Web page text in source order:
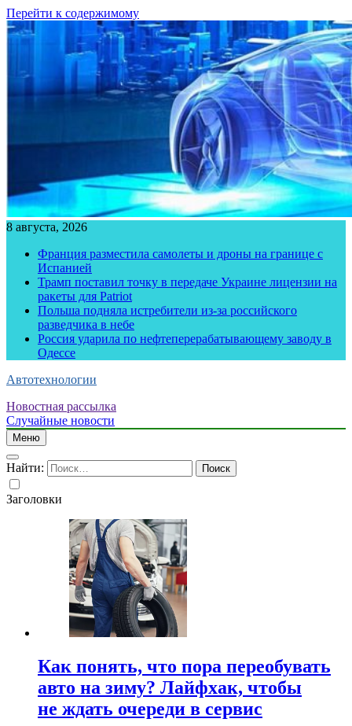
Перейти к содержимому
8 августа, 2026
Франция разместила самолеты и дроны на границе с
Испанией
Трамп поставил точку в передаче Украине лицензии на
ракеты для Patriot
Польша подняла истребители из-за российского
разведчика в небе
Россия ударила по нефтеперерабатывающему заводу в
Одессе
Автотехнологии
Новостная рассылка
Случайные новости
Меню
Найти:
Заголовки
Как понять, что пора переобувать
авто на зиму? Лайфхак, чтобы
не ждать очереди в сервис